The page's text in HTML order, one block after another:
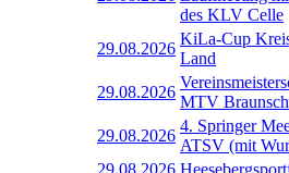
des KLV Celle
29.08.2026
KiLa-Cup
Land
29.08.2026
MTV
29.08.2026
4. Springer
ATSV (mit
29.08.2026